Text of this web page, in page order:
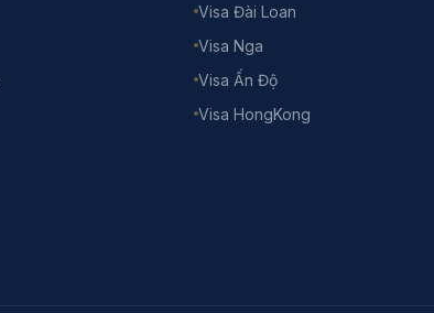
Visa Đài Loan
Visa Nga
Visa Ấn Độ
Visa HongKong